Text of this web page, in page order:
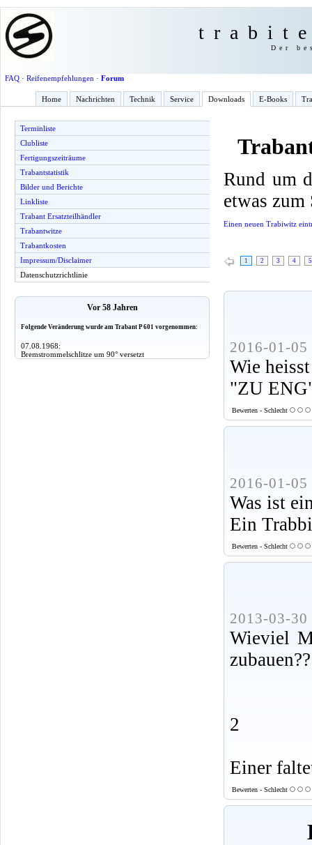
Der
FAQ· Reifenempfehlungen · Forum
Home Nachrichten Technik Service Downloads E-Books
Terminliste
Clubliste
Fertigungszeiträume
Trabantstatistik
Bilder und Berichte
Linkliste
Trabant Ersatzteilhändler
Trabantwitze
Trabantkosten
Impressum/Disclaimer
Datenschutzrichtlinie
Vor 58 Jahren
Folgende Veränderung wurde am Trabant P 601 vorgenommen:
07.08.1968:
Bremstrommelschlitze um 90° versetzt
Rund um
etwas zum
Einen neuen Trabiwitz
1 2 3 4 5
2016-01-05
Wie
"ZU
Bewerten - Schlecht
2016-01-05
Was ist
Ein
Bewerten - Schlecht
2013-03-30
Wieviel
zubauen??
2
Einer
Bewerten - Schlecht